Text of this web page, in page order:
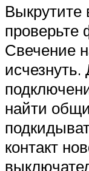
проверьте
Свечение
найти
контакт